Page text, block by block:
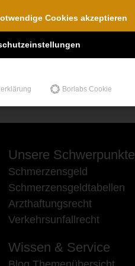
Unsere Schwerpunkte
Schmerzensgeld
Schmerzensgeldtabellen
Arzthaftungsrecht
Verkehrsunfallrecht
Wissen & Service
Cookies akzeptieren
Borlabs Cookie